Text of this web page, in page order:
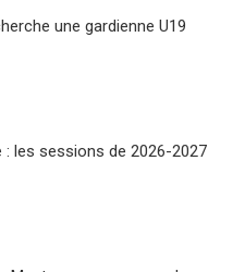
une gardienne U19
: les sessions de 2026-2027